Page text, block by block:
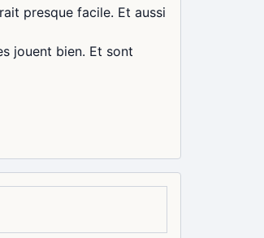
presque facile. Et aussi
jouent bien. Et sont